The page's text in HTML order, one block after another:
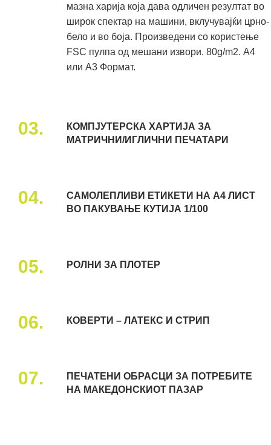
мазна харија која дава одличен резултат во
широк спектар на машини, вклучувајќи црно-
бело и во боја. Произведени со користење
FSC пулпа од мешани извори. 80g/m2. А4
или А3 Формат.
03.
КОМПЈУТЕРСКА ХАРТИЈА ЗА
МАТРИЧНИ/ИГЛИЧНИ ПЕЧАТАРИ
04.
САМОЛЕПЛИВИ ЕТИКЕТИ НА А4 ЛИСТ
ВО ПАКУВАЊЕ КУТИЈА 1/100
05. РОЛНИ ЗА ПЛОТЕР
06. КОВЕРТИ – ЛАТЕКС И СТРИП
07.
ПЕЧАТЕНИ ОБРАСЦИ ЗА ПОТРЕБИТЕ
НА МАКЕДОНСКИОТ ПАЗАР